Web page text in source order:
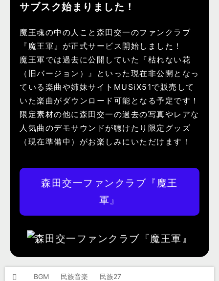
サブスク始まりました！
魔王魂の中の人こと森田交一のファンクラブ
『魔王軍』が正式サービス開始しました！
魔王軍では過去に公開していた『枯れない花
（旧バージョン）』といった現在非公開となっ
ている楽曲や姉妹サイトMUSiX51で販売して
いた楽曲がダウンロード可能となる予定です！
限定素材の他に森田交一の過去の写真やレアな
人気曲のデモサウンドが聴けたり限定グッズ
（現在準備中）がお楽しみにいただけます！
森田交一ファンクラブ『魔王
軍』
BGM 民族音楽 民族27